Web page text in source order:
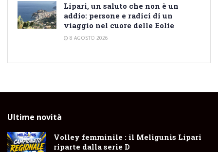
Lipari, un saluto che non è un
addio: persone e radici di un
viaggio nel cuore delle Eolie
8 AGOSTO 2026
Ultime novità
Volley femminile : il Meligunis Lipari
riparte dalla serie D